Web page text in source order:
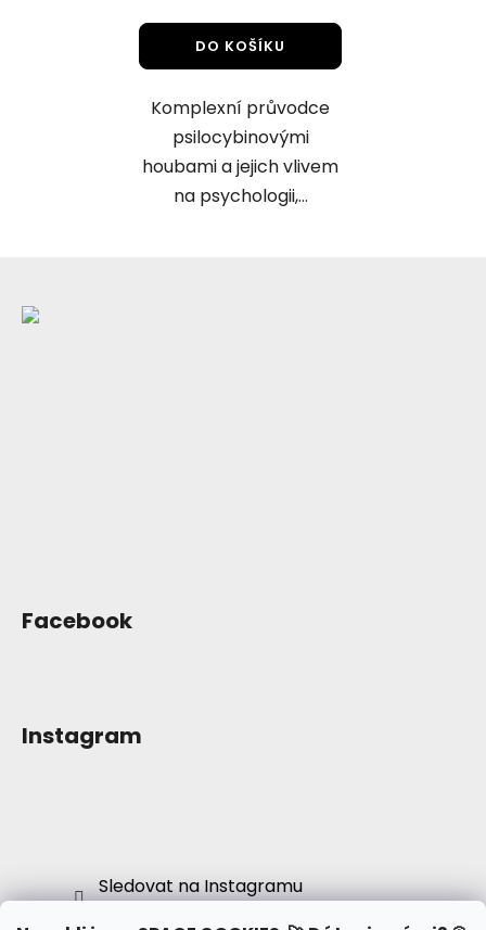
DO KOŠÍKU
Komplexní průvodce
psilocybinovými
houbami a jejich vlivem
na psychologii,...
Facebook
Instagram
Sledovat na Instagramu